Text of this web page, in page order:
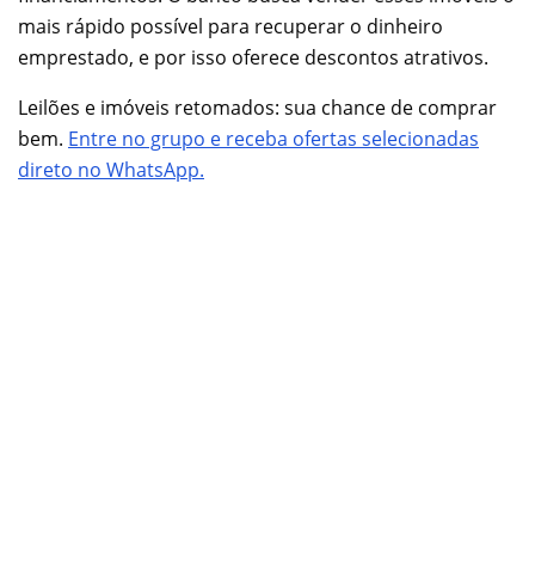
mais rápido possível para recuperar o dinheiro
emprestado, e por isso oferece descontos atrativos.
Leilões e imóveis retomados: sua chance de comprar
bem. Entre no grupo e receba ofertas selecionadas
direto no WhatsApp.